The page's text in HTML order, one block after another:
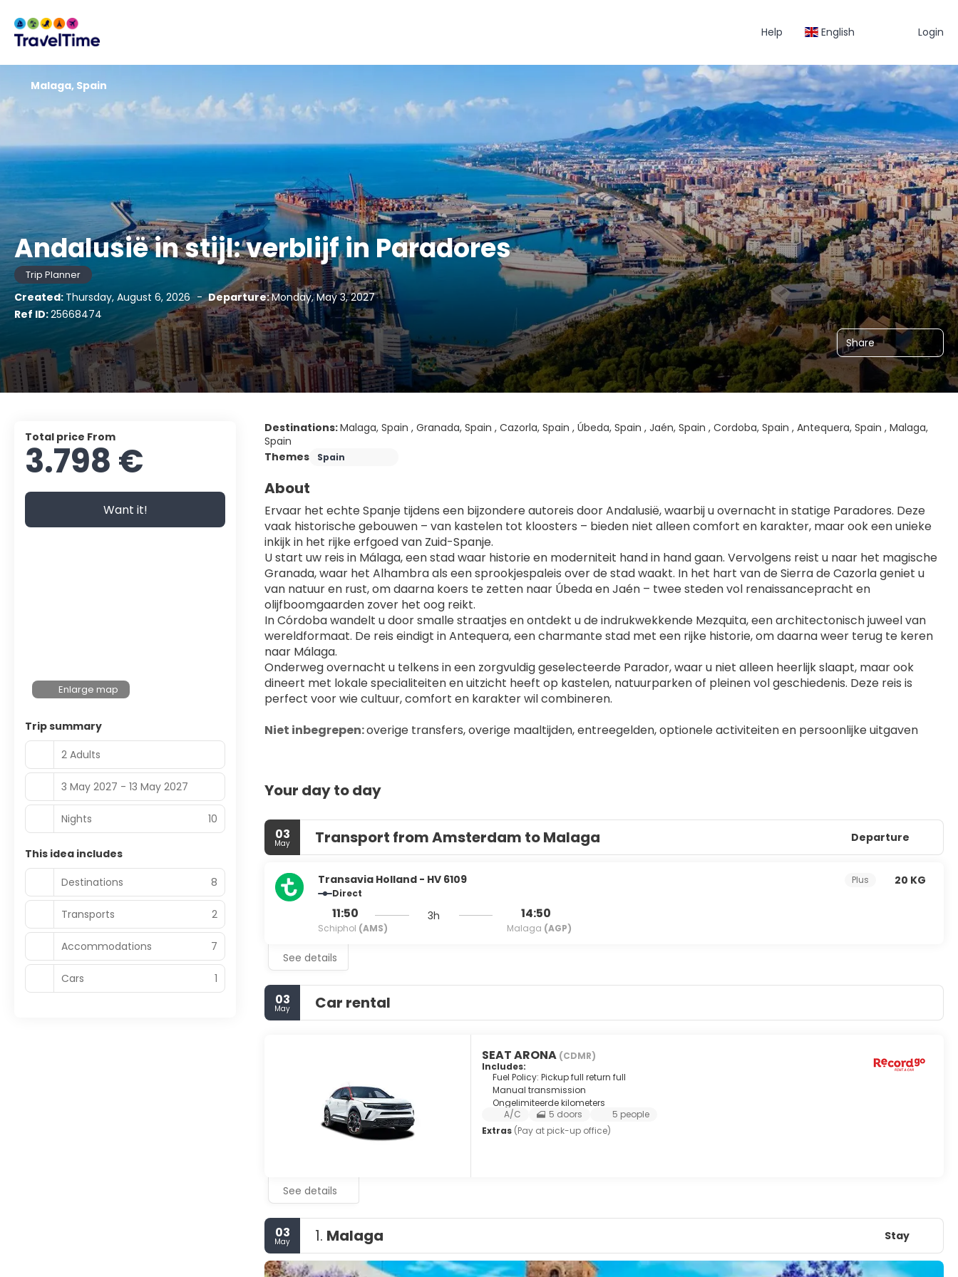
Help English Login
Andalusië in stijl: verblijf in Paradores
Trip Planner
Created: Thursday, August 6, 2026 - Departure:Monday, May 3, 2027
Ref ID:25668474
Share
Malaga, Spain
Destinations:Malaga, Spain , Granada, Spain , Cazorla, Spain , Úbeda, Spain , Jaén, Spain , Cordoba, Spain , Antequera, Spain , Malaga,
Spain
Themes
Spain
About
Ervaar het echte Spanje tijdens een bijzondere autoreis door Andalusië, waarbij u overnacht in statige Paradores. Deze
vaak historische gebouwen – van kastelen tot kloosters – bieden niet alleen comfort en karakter, maar ook een unieke
inkijk in het rijke erfgoed van Zuid-Spanje.
U start uw reis in Málaga, een stad waar historie en moderniteit hand in hand gaan. Vervolgens reist u naar het magische
Granada, waar het Alhambra als een sprookjespaleis over de stad waakt. In het hart van de Sierra de Cazorla geniet u
van natuur en rust, om daarna koers te zetten naar Úbeda en Jaén – twee steden vol renaissancepracht en
olijfboomgaarden zover het oog reikt.
In Córdoba wandelt u door smalle straatjes en ontdekt u de indrukwekkende Mezquita, een architectonisch juweel van
wereldformaat. De reis eindigt in Antequera, een charmante stad met een rijke historie, om daarna weer terug te keren
naar Málaga.
Onderweg overnacht u telkens in een zorgvuldig geselecteerde Parador, waar u niet alleen heerlijk slaapt, maar ook
dineert met lokale specialiteiten en uitzicht heeft op kastelen, natuurparken of pleinen vol geschiedenis. Deze reis is
perfect voor wie cultuur, comfort en karakter wil combineren.
Niet inbegrepen: overige transfers, overige maaltijden, entreegelden, optionele activiteiten en persoonlijke uitgaven
Your day to day
03
May Transport from Amsterdam to Malaga Departure
Transavia Holland - HV 6109
Direct
11:50
Schiphol (AMS)
3h 14:50
Malaga (AGP)
Plus 20 KG
See details
03
May Car rental
SEAT ARONA (CDMR)
Includes:
Fuel Policy: Pickup full return full
Manual transmission
Ongelimiteerde kilometers
A/C
5 doors
5 people
Extras (Pay at pick-up office)
See details
03
May 1. Malaga Stay
Total price From
3.798 €
Want it!
Enlarge map
Trip summary
2 Adults
3 May 2027 - 13 May 2027
Nights 10
This idea includes
Destinations
8
Transports 2
Accommodations 7
Cars 1